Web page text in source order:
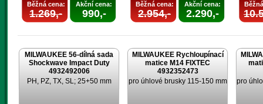
Běžná cena:
1.269,-
Akční cena:
990,-
Běžná cena:
2.954,-
Akční cena:
2.290,-
MILWAUKEE 56-dílná sada
Shockwave Impact Duty
4932492006
PH, PZ, TX, SL; 25+50 mm
MILWAUKEE Rychloupínací
matice M14 FIXTEC
4932352473
pro úhlové brusky 115-150 mm
pro